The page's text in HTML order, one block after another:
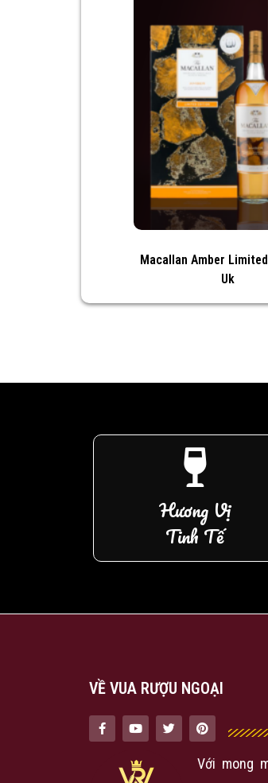
Macallan Amber
Uk
Hương Vị
Tinh Tế
VỀ VUA RƯỢU NGOẠI
Với mong